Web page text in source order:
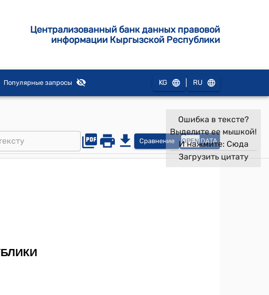
Централизованный банк данных правовой
информации Кыргызской Республики
Популярные запросы KG RU
Сравнение OPEN DATA
Ошибка в тексте?
Выделите ее мышкой!
И нажмите: Сюда
Загрузить цитату